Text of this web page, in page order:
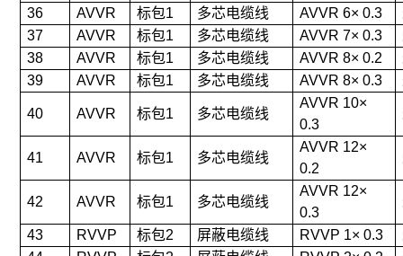
36
AVVR 标包1 多芯电缆线 AVVR 6× 0.3
37
AVVR 标包1 多芯电缆线 AVVR 7× 0.3
38
AVVR 标包1 多芯电缆线 AVVR 8× 0.2
39
AVVR 标包1 多芯电缆线 AVVR 8× 0.3
40 AVVR 标包1 多芯电缆线
AVVR 10×
0.3
41 AVVR 标包1 多芯电缆线
AVVR 12×
0.2
42 AVVR 标包1 多芯电缆线
AVVR 12×
0.3
43 RVVP 标包2 屏蔽电缆线 RVVP 1× 0.3